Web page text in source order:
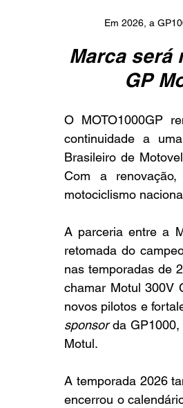
Em 2026, a
Marca será
GP
O MOTO1000GP
continuidade a
Brasileiro de
Com a
motociclismo
A parceria entre a
retomada do
nas temporadas de
chamar Motul 300V
novos pilotos e
sponsor da GP1000,
Motul.
A temporada 2026
encerrou o